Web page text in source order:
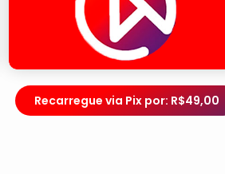
Recarregue via Pix por: R$49,00